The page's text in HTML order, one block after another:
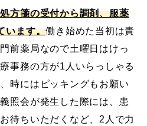
方箋の受付から調剤、服薬
います。働き始めた当初は責
前薬局なので土曜日はけっ
事務の方が1人いらっしゃる
時にはピッキングもお願い
照会が発生した際には、患
待ちいただくなど、2人で力